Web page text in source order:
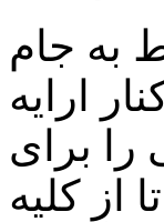
به جام
ارایه
برای
کلیه